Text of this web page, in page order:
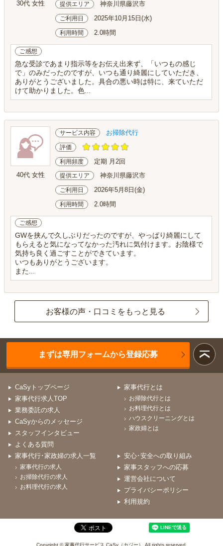
30代 女性 提供エリア 神奈川県藤沢市
ご利用日 2025年10月15日(水)
利用時間 2.0時間
ご感想
急な受診であまり指示等をお伝え出来ず、「いつもの感じ
で」のみだったのですが、いつも通り綺麗にしていただき、
ありがとうございました。具合の悪い時は特に、来ていただ
けて助かりました。色...
40代 女性
サービス内容 お掃除代行
評価
利用頻度 定期 月2回
提供エリア 神奈川県藤沢市
ご利用日 2026年5月8日(金)
利用時間 2.0時間
ご感想
GWを挟んで久しぶりだったのですが、やっぱり綺麗にして
もらえると気になってなかった汚れに気付けます。お陰様で
気持ち良く過ごすことができています。
いつもありがとうございます。
また...
お客様の声・口コミをもっと見る
まずは専用フォームから登録応募
CaSyトップページ
家事代行求人TOP
業務委託の求人
CaSyからのメッセージ
スタッフインタビュー
よくある質問
家事代行とは
お掃除代行とは
お料理代行とは
ハウスクリーニングとは
家政婦とは
家事代行･家政婦の求人一覧
家事代行の求人
お掃除代行の求人
お料理代行の求人
安心･安全への取り組み
家事スタッフへの応募
運営会社について
プライバシーポリシー
利用規約
Copyright © 家事代行サービス CaSy（カジー） All rights reserved.